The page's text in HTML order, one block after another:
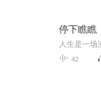
停下瞧瞧
42